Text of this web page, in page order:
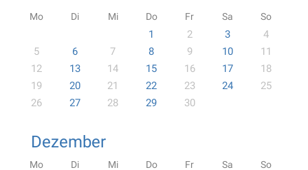
Mo Di Mi Do Fr Sa So
1 2 3
4
5
6 7 8 9 10
11
12
13 14 15 16 17
18
19
20 21 22 23 24
25
26
27 28 29 30
Dezember
Mo Di Mi Do Fr Sa So